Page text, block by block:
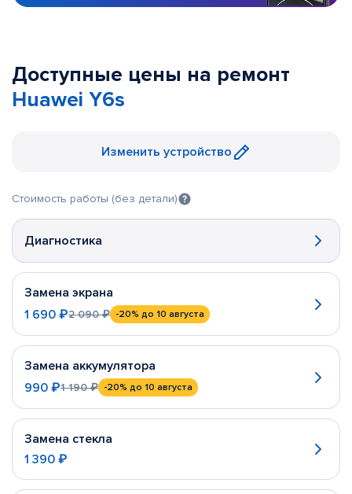
Доступные цены на ремонт
Huawei Y6s
Изменить устройство
Стоимость работы (без детали)
Диагностика
Замена экрана
1 690 ₽2 090 ₽ -20% до 10 августа
Замена аккумулятора
990 ₽1 190 ₽ -20% до 10 августа
Замена стекла
1 390 ₽